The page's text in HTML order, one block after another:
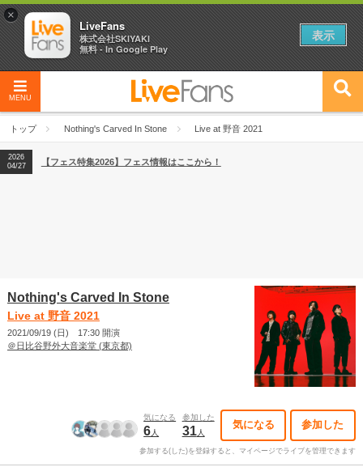
MENU
トップ Nothing's Carved In Stone Live at 野音 2021
2026
04/27
2026
【ライブ動員ランキング】2026年上半期編発表！
2026
04/27
【フェス特集2026】フェス情報はここから！
Nothing's Carved In Stone
Live at 野音 2021
2021/09/19 (日) 17:30 開演
＠日比谷野外大音楽堂 (東京都)
気になる
6人
参加した
31人
気になる 参加した
参加する(した)を登録すると、マイページでライブを管理できます
×
LiveFans
株式会社SKIYAKI
無料 - In Google Play
表示